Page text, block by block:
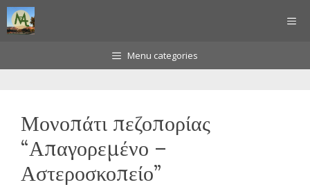
Μετάβαση
σε
Menu categories
Μονοπάτι πεζοπορίας
“Απαγορεμένο –
Αστεροσκοπείο”